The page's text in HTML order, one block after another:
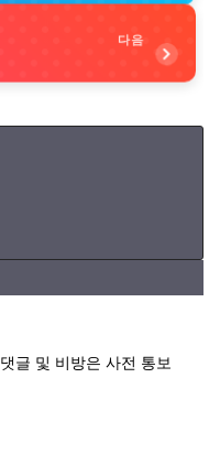
다음
글 및 비방은 사전 통보